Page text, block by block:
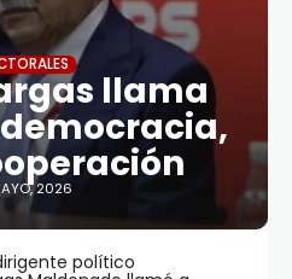
llama
2026
dirigente político